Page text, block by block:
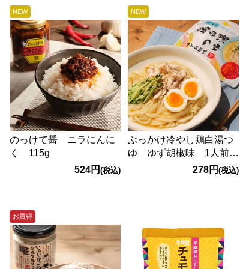
NEW
のっけて醤 ニラにんに
く 115g
524円(税込)
NEW
ぶっかけ冷やし鶏白湯つ
ゆ ゆず胡椒味 1人前
278円 (税込)
お買得